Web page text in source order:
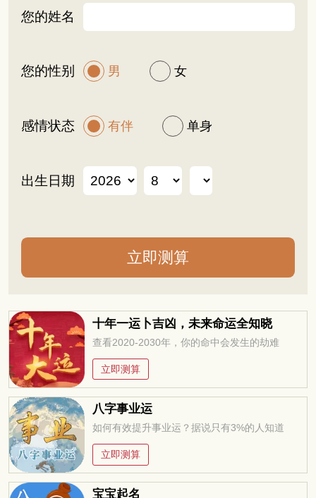
您的姓名
您的性别 男 女
感情状态 有伴 单身
出生日期
十年一运卜吉凶，未来命运全知晓
查看2020-2030年，你的命中会发生的劫难
立即测算
八字事业运
如何有效提升事业运？据说只有3%的人知道
立即测算
宝宝起名